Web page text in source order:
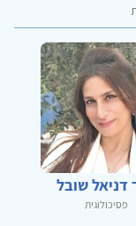
דניאל שובל
פסיכולוגית